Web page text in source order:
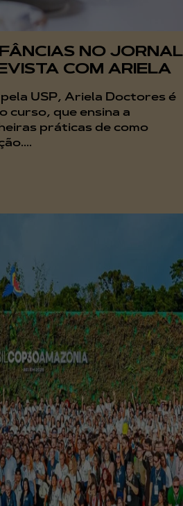
NO JORNAL
COM ARIELA
USP, Ariela Doctores é
curso, que ensina a
práticas de como